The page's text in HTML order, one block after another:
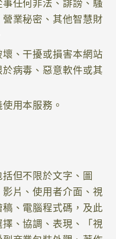
任何非法、誹謗、騷
業秘密、其他智慧財
、干擾或損害本網站
病毒、惡意軟件或其
用本服務。
但不限於文字、圖
片、使用者介面、視
、電腦程式碼，及此
、協調、表現、「視